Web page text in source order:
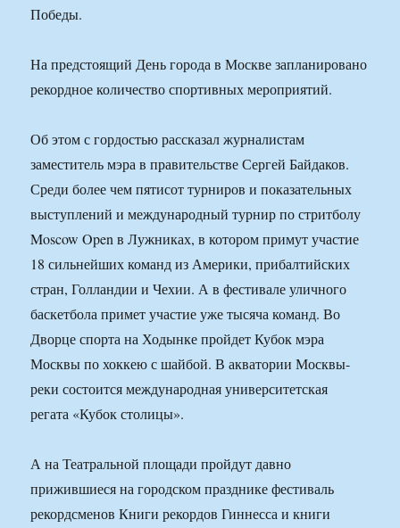
Победы.
На предстоящий День города в Москве запланировано
рекордное количество спортивных мероприятий.
Об этом с гордостью рассказал журналистам
заместитель мэра в правительстве Сергей Байдаков.
Среди более чем пятисот турниров и показательных
выступлений и международный турнир по стритболу
Moscow Open в Лужниках, в котором примут участие
18 сильнейших команд из Америки, прибалтийских
стран, Голландии и Чехии. А в фестивале уличного
баскетбола примет участие уже тысяча команд. Во
Дворце спорта на Ходынке пройдет Кубок мэра
Москвы по хоккею с шайбой. В акватории Москвы-
реки состоится международная университетская
регата «Кубок столицы».
А на Театральной площади пройдут давно
прижившиеся на городском празднике фестиваль
рекордсменов Книги рекордов Гиннесса и книги